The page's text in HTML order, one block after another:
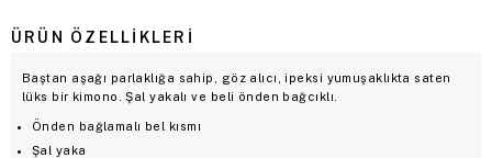
ÜRÜN ÖZELLIKLERI
Baştan aşağı parlaklığa sahip, göz alıcı, ipeksi yumuşaklıkta saten
lüks bir kimono. Şal yakalı ve beli önden bağcıklı.
Önden bağlamalı bel kısmı
Şal yaka